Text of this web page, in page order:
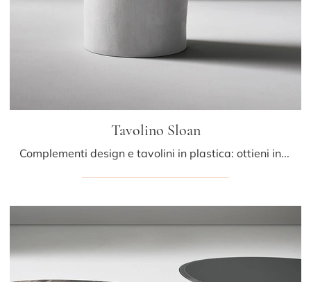
Tavolino Sloan
Complementi design e tavolini in plastica: ottieni informazioni sul modello Tavolino Sloan di Bonaldo e potrai impreziosire i tuoi locali.